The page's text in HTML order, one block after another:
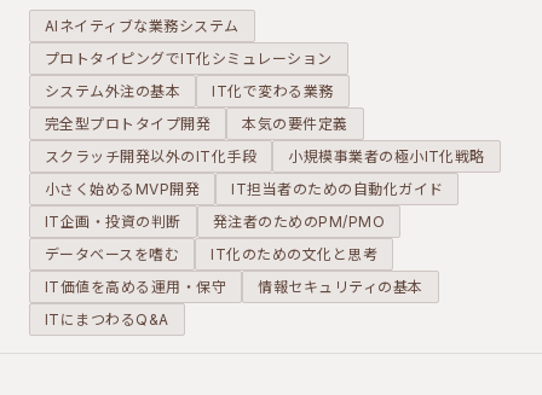
とプロトタ
イプの目的
に含まれて
いません。
近道に見え
て、実は大
きなリスク
を抱え込む
選択になり
ます。
ためにプロ
セスを省略
し、検証を
形式的に済
ませる。そ
の結果が
「プロトタ
イプは机上
の空論に過
ぎない」と
いう誤った
評価を生み
す。
ます。良か
れと思って
積み上げた
せる原因に
なります。
AIネイティブな業務システム
プロトタイピングでIT化シミュレーション
システム外注の基本
IT化で変わる業務
完全型プロトタイプ開発
本気の要件定義
スクラッチ開発以外のIT化手段
小規模事業者の極小IT化戦略
小さく始めるMVP開発
IT担当者のための自動化ガイド
IT企画・投資の判断
発注者のためのPM/PMO
データベースを嗜む
IT化のための文化と思考
IT価値を高める運用・保守
情報セキュリティの基本
ITにまつわるQ&A